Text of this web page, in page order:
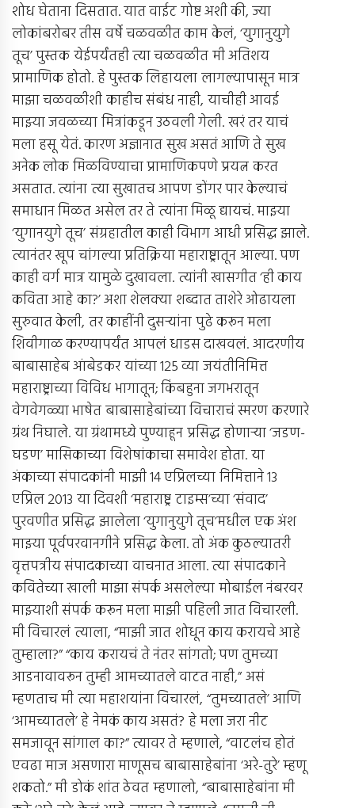
शोध घेताना दिसतात. यात वाईट गोष्ट अशी की, ज्या
लोकांबरोबर तीस वर्षे चळवळीत काम केलं, ‘युगानुयुगे
तूच’ पुस्तक येईपर्यंतही त्या चळवळीत मी अतिशय
प्रामाणिक होतो. हे पुस्तक लिहायला लागल्यापासून मात्र
माझा चळवळीशी काहीच संबंध नाही, याचीही आवई
माझ्या जवळच्या मित्रांकडून उठवली गेली. खरं तर याचं
मला हसू येतं. कारण अज्ञानात सुख असतं आणि ते सुख
अनेक लोक मिळविण्याचा प्रामाणिकपणे प्रयत्न करत
असतात. त्यांना त्या सुखातच आपण डोंगर पार केल्याचं
समाधान मिळत असेल तर ते त्यांना मिळू द्यायचं. माझ्या
‘युगानयुगे तूच’ संग्रहातील काही विभाग आधी प्रसिद्ध झाले.
त्यानंतर खूप चांगल्या प्रतिक्रिया महाराष्ट्रातून आल्या. पण
काही वर्ग मात्र यामुळे दुखावला. त्यांनी खासगीत ‘ही काय
कविता आहे का?’ अशा शेलक्या शब्दात ताशेरे ओढायला
सुरुवात केली, तर काहींनी दुसर्‍यांना पुढे करून मला
शिवीगाळ करण्यापर्यंत आपलं धाडस दाखवलं. आदरणीय
बाबासाहेब आंबेडकर यांच्या 125 व्या जयंतीनिमित्त
महाराष्ट्राच्या विविध भागातून; किंबहुना जगभरातून
वेगवेगळ्या भाषेत बाबासाहेबांच्या विचाराचं स्मरण करणारे
ग्रंथ निघाले. या ग्रंथामध्ये पुण्याहून प्रसिद्ध होणार्‍या ‘जडण-
घडण’ मासिकाच्या विशेषांकाचा समावेश होता. या
अंकाच्या संपादकांनी माझी 14 एप्रिलच्या निमित्ताने 13
एप्रिल 2013 या दिवशी ‘महाराष्ट्र टाइम्स’च्या ‘संवाद’
पुरवणीत प्रसिद्ध झालेला ‘युगानुयुगे तूच’मधील एक अंश
माझ्या पूर्वपरवानगीने प्रसिद्ध केला. तो अंक कुठल्यातरी
वृत्तपत्रीय संपादकाच्या वाचनात आला. त्या संपादकाने
कवितेच्या खाली माझा संपर्क असलेल्या मोबाईल नंबरवर
माझ्याशी संपर्क करून मला माझी पहिली जात विचारली.
मी विचारलं त्याला, “माझी जात शोधून काय करायचे आहे
तुम्हाला?” “काय करायचं ते नंतर सांगतो; पण तुमच्या
आडनावावरून तुम्ही आमच्यातले वाटत नाही,” असं
म्हणताच मी त्या महाशयांना विचारलं, “तुमच्यातले’ आणि
‘आमच्यातले’ हे नेमकं काय असतं? हे मला जरा नीट
समजावून सांगाल का?” त्यावर ते म्हणाले, “वाटलंच होतं
एवढा माज असणारा माणूसच बाबासाहेबांना ‘अरे-तुरे’ म्हणू
शकतो.” मी डोकं शांत ठेवत म्हणालो, “बाबासाहेबांना मी